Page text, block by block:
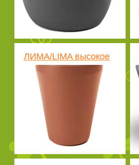
ЛИМА/LIMA высокое